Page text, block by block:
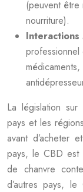
(peuvent être
nourriture).
Interactions
professionnel
La législation
pays et les
avant d’acheter
pays, le CBD est
de chanvre
d’autres pays,